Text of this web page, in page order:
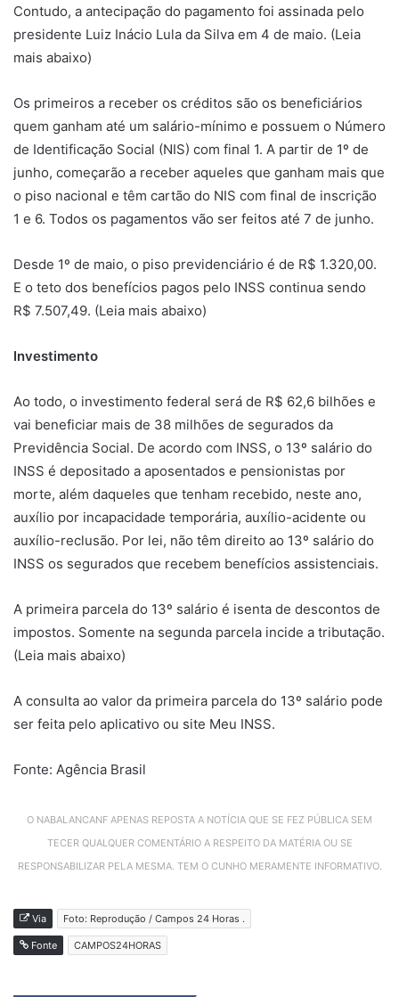
Contudo, a antecipação do pagamento foi assinada pelo
presidente Luiz Inácio Lula da Silva em 4 de maio. (Leia
mais abaixo)
Os primeiros a receber os créditos são os beneficiários
quem ganham até um salário-mínimo e possuem o Número
de Identificação Social (NIS) com final 1. A partir de 1º de
junho, começarão a receber aqueles que ganham mais que
o piso nacional e têm cartão do NIS com final de inscrição
1 e 6. Todos os pagamentos vão ser feitos até 7 de junho.
Desde 1º de maio, o piso previdenciário é de R$ 1.320,00.
E o teto dos benefícios pagos pelo INSS continua sendo
R$ 7.507,49. (Leia mais abaixo)
Investimento
Ao todo, o investimento federal será de R$ 62,6 bilhões e
vai beneficiar mais de 38 milhões de segurados da
Previdência Social. De acordo com INSS, o 13º salário do
INSS é depositado a aposentados e pensionistas por
morte, além daqueles que tenham recebido, neste ano,
auxílio por incapacidade temporária, auxílio-acidente ou
auxílio-reclusão. Por lei, não têm direito ao 13º salário do
INSS os segurados que recebem benefícios assistenciais.
A primeira parcela do 13º salário é isenta de descontos de
impostos. Somente na segunda parcela incide a tributação.
(Leia mais abaixo)
A consulta ao valor da primeira parcela do 13º salário pode
ser feita pelo aplicativo ou site Meu INSS.
Fonte: Agência Brasil
O NABALANCANF APENAS REPOSTA A NOTÍCIA QUE SE FEZ PÚBLICA SEM
TECER QUALQUER COMENTÁRIO A RESPEITO DA MATÉRIA OU SE
RESPONSABILIZAR PELA MESMA. TEM O CUNHO MERAMENTE INFORMATIVO.
Via Foto: Reprodução / Campos 24 Horas .
Fonte CAMPOS24HORAS